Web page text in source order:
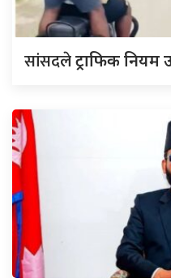
सांसदलेट्राफिक